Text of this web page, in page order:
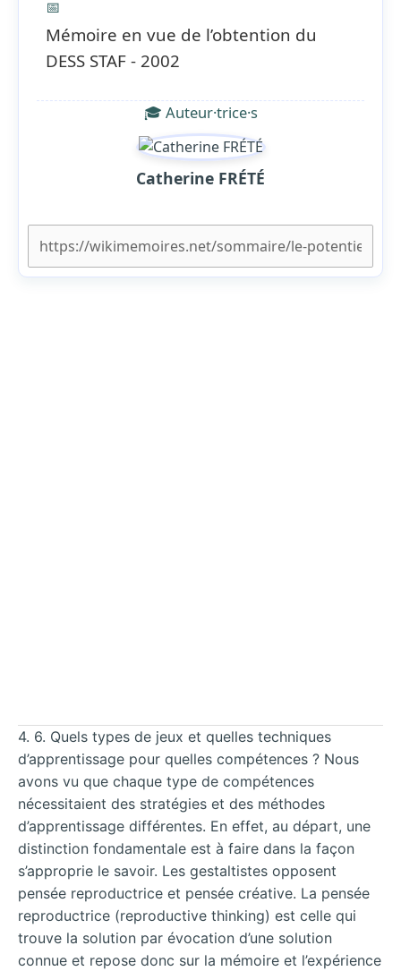
📅
Mémoire en vue de l’obtention du
DESS STAF - 2002
🎓 Auteur·trice·s
Catherine FRÉTÉ
4. 6. Quels types de jeux et quelles techniques
d’apprentissage pour quelles compétences ? Nous
avons vu que chaque type de compétences
nécessitaient des stratégies et des méthodes
d’apprentissage différentes. En effet, au départ, une
distinction fondamentale est à faire dans la façon
s’approprie le savoir. Les gestaltistes opposent
pensée reproductrice et pensée créative. La pensée
reproductrice (reproductive thinking) est celle qui
trouve la solution par évocation d’une solution
connue et repose donc sur la mémoire et l’expérience